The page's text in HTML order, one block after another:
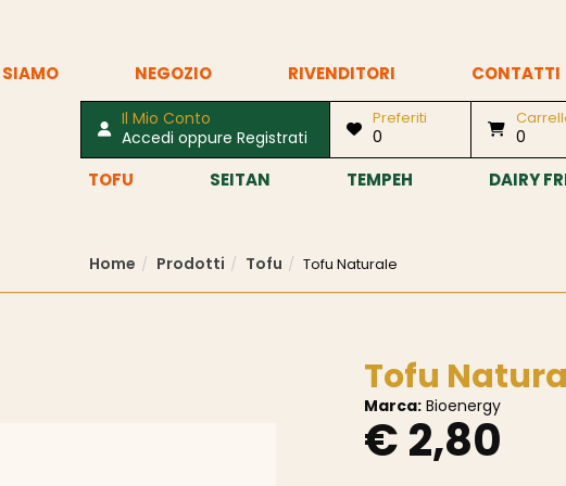
NEGOZIO RIVENDITORI CONTATTI
Il Mio Conto
Accedi oppure Registrati
Preferiti
0 0
TOFU SEITAN TEMPEH DAIRY
Home Prodotti Tofu Tofu Naturale
Tofu
Marca: Bioenergy
€ 2,80